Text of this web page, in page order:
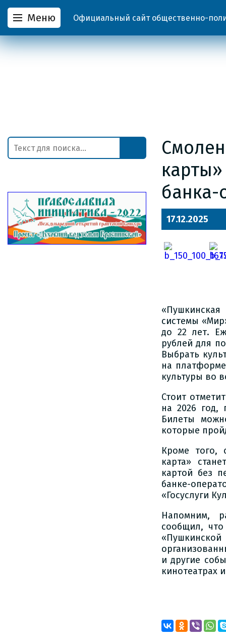
Меню Официальный сайт общественно-
банка-
17.12.2025
системы
до 22 лет.
рублей для
Выбрать
на
культуры во
Стоит
на 2026 год,
Билеты
которые
Кроме того,
карта»
картой без
банке-
«Госуслуги
Напомним,
сообщил,
и другие
кинотеатрах